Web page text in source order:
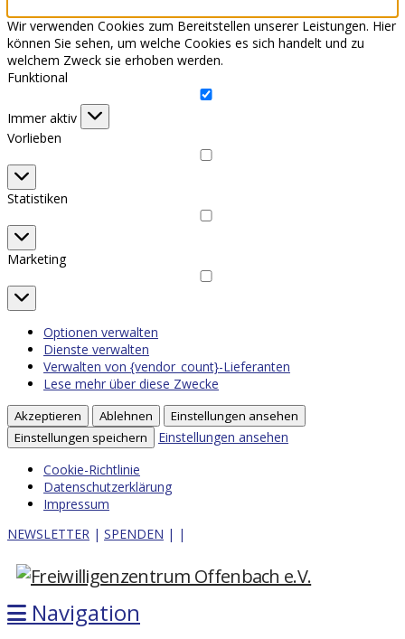
Wir verwenden Cookies zum Bereitstellen unserer Leistungen. Hier
können Sie sehen, um welche Cookies es sich handelt und zu
welchem Zweck sie erhoben werden.
Funktional
Funktional
Immer aktiv
Vorlieben
Vorlieben
Statistiken
Statistiken
Marketing
Marketing
Optionen verwalten
Dienste verwalten
Verwalten von {vendor_count}-Lieferanten
Lese mehr über diese Zwecke
Akzeptieren Ablehnen
Einstellungen ansehen
Einstellungen speichern
Einstellungen ansehen
Cookie-Richtlinie
Datenschutzerklärung
Impressum
NEWSLETTER | SPENDEN | |
Navigation